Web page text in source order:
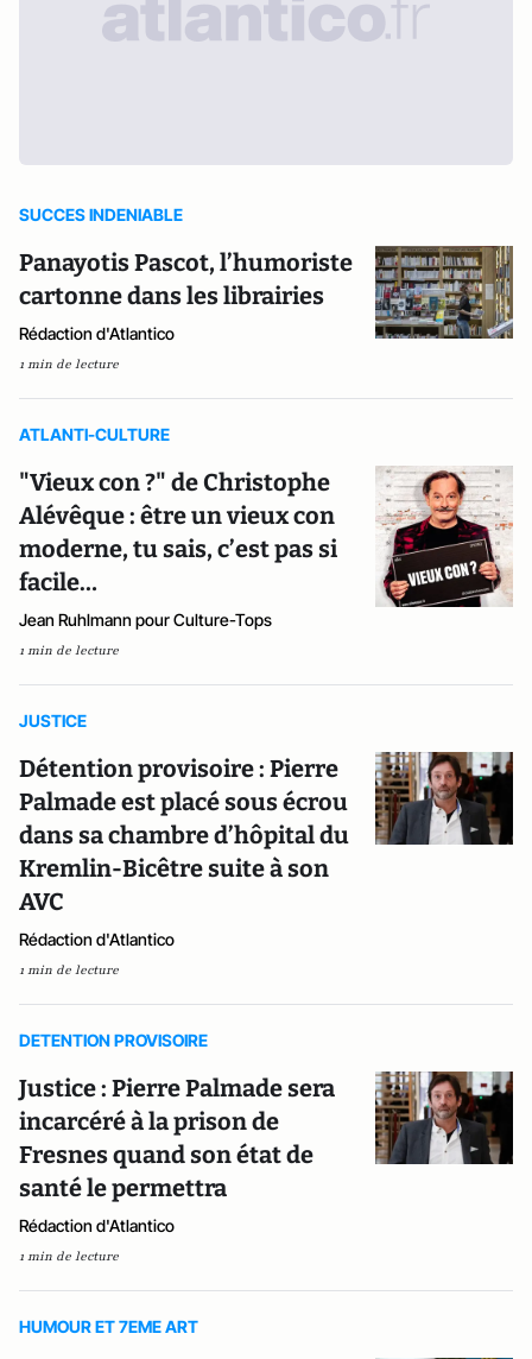
SUCCES INDENIABLE
Panayotis Pascot, l’humoriste
cartonne dans les librairies
Rédaction d'Atlantico
1 min de lecture
ATLANTI-CULTURE
"Vieux con ?" de Christophe
Alévêque : être un vieux con
moderne, tu sais, c’est pas si
facile…
Jean Ruhlmann pour Culture-Tops
1 min de lecture
JUSTICE
Détention provisoire : Pierre
Palmade est placé sous écrou
dans sa chambre d’hôpital du
Kremlin-Bicêtre suite à son
AVC
Rédaction d'Atlantico
1 min de lecture
DETENTION PROVISOIRE
Justice : Pierre Palmade sera
incarcéré à la prison de
Fresnes quand son état de
santé le permettra
Rédaction d'Atlantico
1 min de lecture
HUMOUR ET 7EME ART